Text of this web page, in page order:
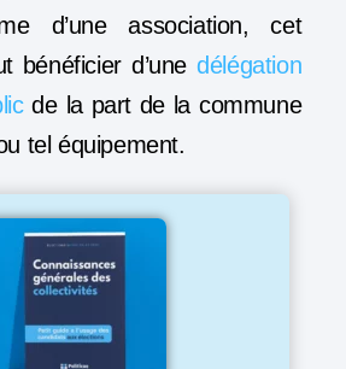
d’une association, cet
bénéficier d’unedélégation
de la part de la commune
tel équipement.